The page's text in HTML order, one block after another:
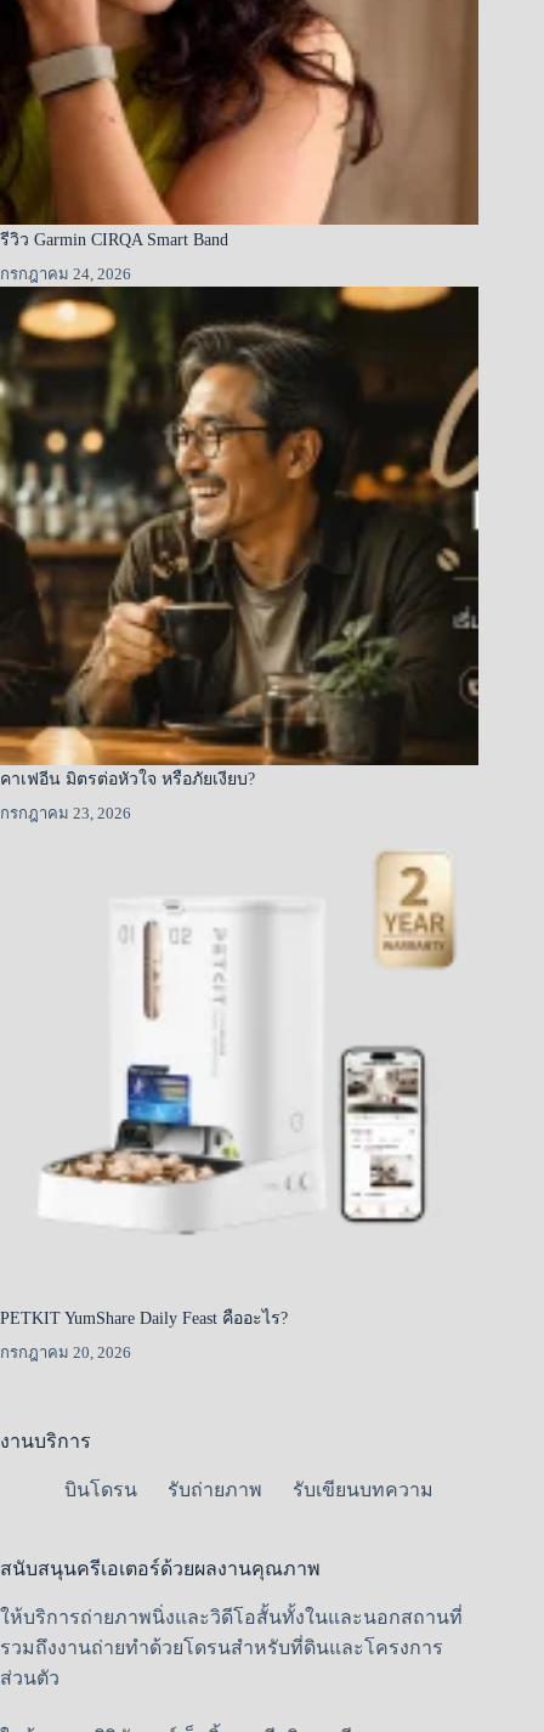
รีวิว Garmin CIRQA Smart Band
กรกฎาคม 24, 2026
คาเฟอีน มิตรต่อหัวใจ หรือภัยเงียบ?
กรกฎาคม 23, 2026
PETKIT YumShare Daily Feast คืออะไร?
กรกฎาคม 20, 2026
งานบริการ
บินโดรน รับถ่ายภาพ รับเขียนบทความ
สนับสนุนครีเอเตอร์ด้วยผลงานคุณภาพ
ให้บริการถ่ายภาพนิ่งและวิดีโอสั้นทั้งในและนอกสถานที่
รวมถึงงานถ่ายทำด้วยโดรนสำหรับที่ดินและโครงการ
ส่วนตัว